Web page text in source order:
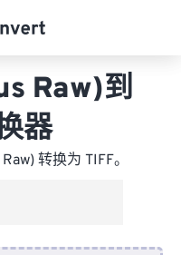
Raw)到
器
转换为 TIFF。